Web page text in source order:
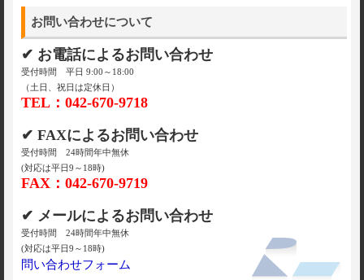
お問い合わせについて
✔ お電話によるお問い合わせ
受付時間 平日 9:00～18:00
（土日、祝日は定休日）
TEL：042-670-9718
✔ FAXによるお問い合わせ
受付時間 24時間年中無休
(対応は平日9～18時)
FAX：042-670-9719
✔ メールによるお問い合わせ
受付時間 24時間年中無休
(対応は平日9～18時)
問い合わせフォーム